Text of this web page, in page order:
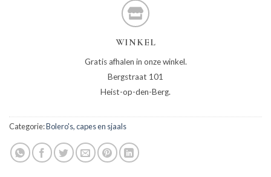
WINKEL
Gratis afhalen in onze winkel.
Bergstraat 101
Heist-op-den-Berg.
Categorie:Bolero's, capes en sjaals